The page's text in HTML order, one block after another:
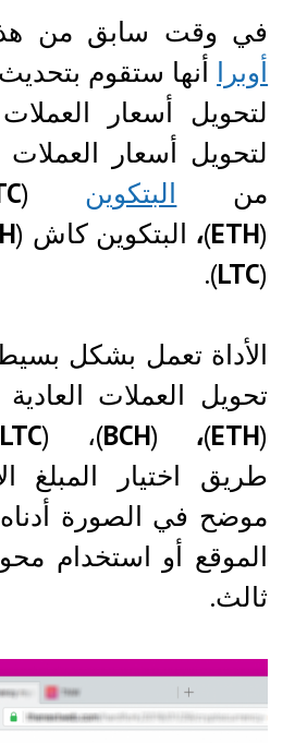
في وقت سابق من
أوبرا أنها ستقوم
لتحويل أسعار
لتحويل أسعار
من البتكوين (
(
ETH
)، البتكوين كاش (
(
LTC
).
الأداة تعمل بشكل
تحويل العملات
(
ETH
)، (
BCH)، (LTC
طريق اختيار المبلغ
موضح في الصورة
الموقع أو استخدام
ثالث.